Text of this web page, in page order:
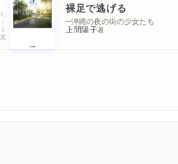
ちくま文庫 裸足で逃げる
─沖縄の夜の街の少女たち
上間陽子著